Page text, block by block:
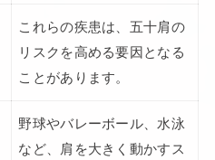
これらの疾患は、五十肩の
リスクを高める要因となる
ことがあります。
野球やバレーボール、水泳
など、肩を大きく動かすス